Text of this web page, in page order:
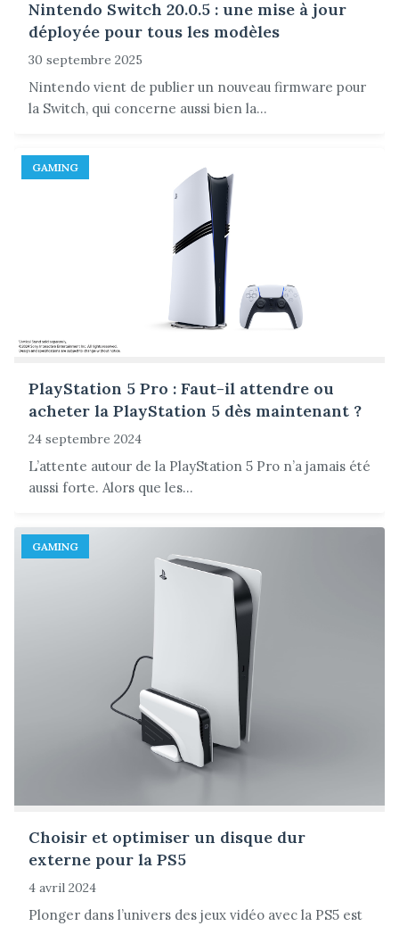
Nintendo Switch 20.0.5 : une mise à jour
déployée pour tous les modèles
30 septembre 2025
Nintendo vient de publier un nouveau firmware pour
la Switch, qui concerne aussi bien la...
GAMING
PlayStation 5 Pro : Faut-il attendre ou
acheter la PlayStation 5 dès maintenant ?
24 septembre 2024
L’attente autour de la PlayStation 5 Pro n’a jamais été
aussi forte. Alors que les...
GAMING
Choisir et optimiser un disque dur
externe pour la PS5
4 avril 2024
Plonger dans l’univers des jeux vidéo avec la PS5 est